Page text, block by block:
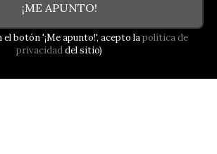
¡ME APUNTO!
el botón '¡Me apunto!', acepto lapolítica de
privacidaddel sitio)